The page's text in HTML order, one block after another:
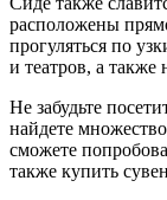
расположены
прогуляться по
и театров, а
Не забудьте
найдете
сможете
также купить